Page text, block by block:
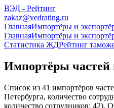
ВЭД - Рейтинг
zakaz@vedrating.ru
ГлавнаяИмпортёры и
ГлавнаяИмпортёры и
Статистика ЖДРейтинг
Импортёры частей
Список из 41 импортёров
Петербурга, количество
количество сотрудников: